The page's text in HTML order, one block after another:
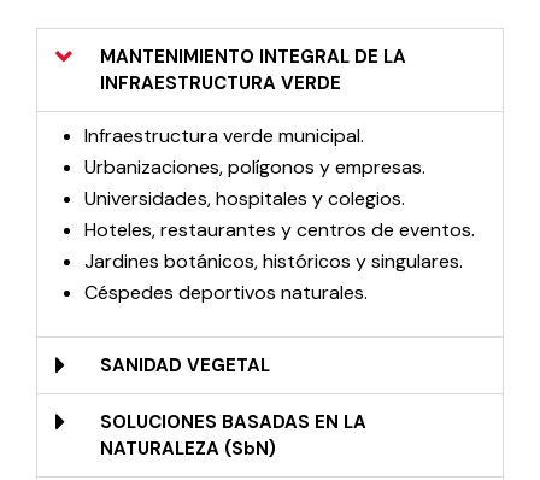
MANTENIMIENTO INTEGRAL DE LA
INFRAESTRUCTURA VERDE​
Infraestructura verde municipal.
Urbanizaciones, polígonos y empresas.
Universidades, hospitales y colegios.
Hoteles, restaurantes y centros de eventos.
Jardines botánicos, históricos y singulares.
Céspedes deportivos naturales.
SANIDAD VEGETAL
SOLUCIONES BASADAS EN LA
NATURALEZA (SbN)